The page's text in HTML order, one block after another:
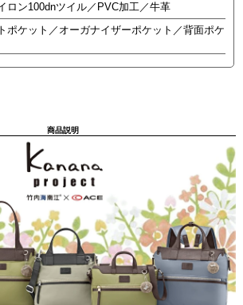
ロン100dnツイル／PVC加工／牛革
ポケット／オーガナイザーポケット／背面ポケ
商品説明